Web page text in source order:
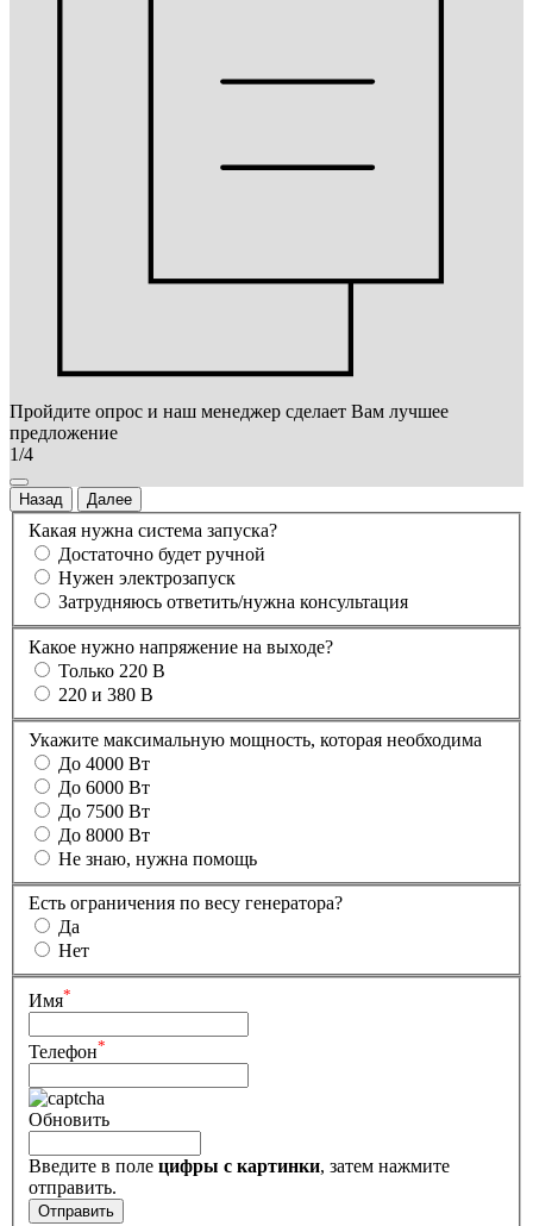
Пройдите опрос и наш менеджер сделает Вам лучшее
предложение
1/4
Назад Далее
Какая нужна система запуска?
Достаточно будет ручной
Нужен электрозапуск
Затрудняюсь ответить/нужна консультация
Какое нужно напряжение на выходе?
Только 220 В
220 и 380 В
Укажите максимальную мощность, которая необходима
До 4000 Вт
До 6000 Вт
До 7500 Вт
До 8000 Вт
Не знаю, нужна помощь
Есть ограничения по весу генератора?
Да
Нет
Имя*
Телефон*
Обновить
Введите в поле цифры c картинки, затем нажмите
отправить.